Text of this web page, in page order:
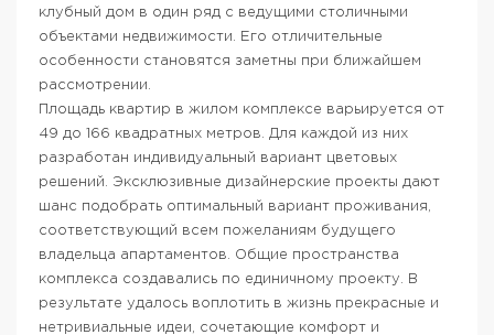
клубный дом в один ряд с ведущими столичными
объектами недвижимости. Его отличительные
особенности становятся заметны при ближайшем
рассмотрении.
Площадь квартир в жилом комплексе варьируется от
49 до 166 квадратных метров. Для каждой из них
разработан индивидуальный вариант цветовых
решений. Эксклюзивные дизайнерские проекты дают
шанс подобрать оптимальный вариант проживания,
соответствующий всем пожеланиям будущего
владельца апартаментов. Общие пространства
комплекса создавались по единичному проекту. В
результате удалось воплотить в жизнь прекрасные и
нетривиальные идеи, сочетающие комфорт и